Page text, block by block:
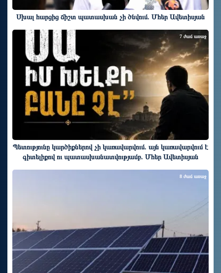
Սխալ հարցից ճիշտ պատասխան չի ծնվում. Մհեր Ավետիսյան
Պետությունը կարծիքներով չի կառավարվում. այն կառավարվում է
գիտելիքով ու պատասխանատվությամբ. Մհեր Ավետիսյան
7 ժամ առաջ
8 ժամ առաջ